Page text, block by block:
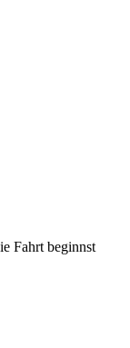
Fahrt beginnst